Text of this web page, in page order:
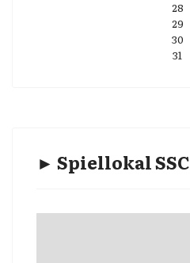
28
29
30
31
► Spiellokal SSC